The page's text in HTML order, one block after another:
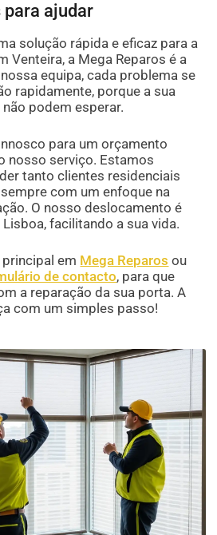
para ajudar
solução rápida e eficaz para a
Venteira, a Mega Reparos é a
equipa, cada problema se
rapidamente, porque a sua
podem esperar.
para um orçamento
nosso serviço. Estamos
tanto clientes residenciais
com um enfoque na
O nosso deslocamento é
facilitando a sua vida.
em Mega Reparos ou
de contacto, para que
a reparação da sua porta. A
com um simples passo!